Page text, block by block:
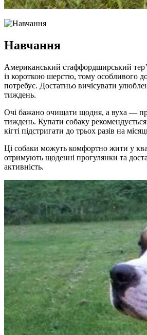
Навчання
Американський стаффордширський
із короткою шерстю, тому особливого
потребує. Достатньо вичісувати
тиждень.
Очі бажано очищати щодня, а вуха —
тиждень. Купати собаку
кігті підстригати до трьох разів на
Ці собаки можуть комфортно жити у
отримують щоденні прогулянки та
активність.